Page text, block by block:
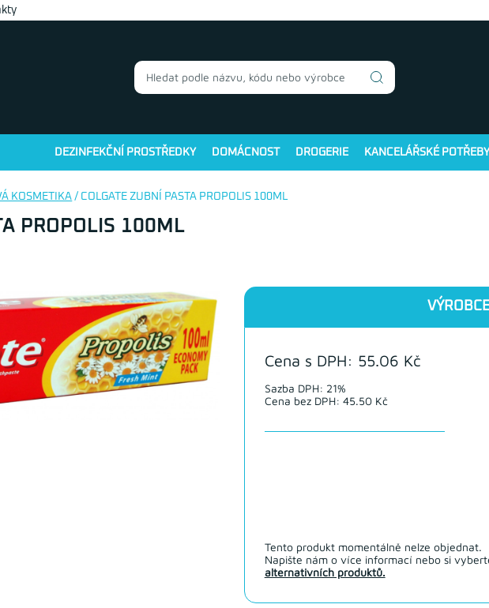
DEZINFEKČNÍ PROSTŘEDKY DOMÁCNOST DROGERIE KANCELÁŘSKÉ POTŘEBY
KOSMETIKA / COLGATE ZUBNÍ PASTA PROPOLIS 100ML
PROPOLIS 100ML
Cena s DPH: 55.06 Kč
Sazba DPH: 21%
Cena bez DPH: 45.50 Kč
Tento produkt momentálně nelze objednat.
Napište nám o více informací nebo si
alternativních produktů.